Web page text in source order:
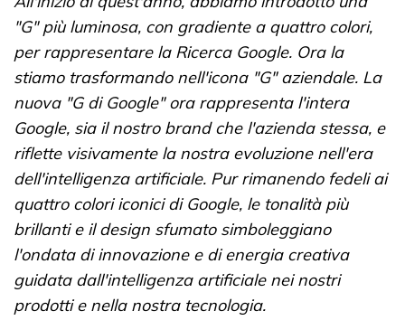
"G" più luminosa, con gradiente a quattro colori,
per rappresentare la Ricerca Google. Ora la
stiamo trasformando nell'icona "G" aziendale. La
nuova "G di Google" ora rappresenta l'intera
Google, sia il nostro brand che l'azienda stessa, e
riflette visivamente la nostra evoluzione nell'era
dell'intelligenza artificiale. Pur rimanendo fedeli ai
quattro colori iconici di Google, le tonalità più
brillanti e il design sfumato simboleggiano
l'ondata di innovazione e di energia creativa
guidata dall'intelligenza artificiale nei nostri
prodotti e nella nostra tecnologia.